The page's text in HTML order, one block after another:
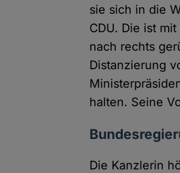
sie sich in die
CDU. Die ist
nach rechts
Distanzierung
halten. Seine
Die Kanzlerin